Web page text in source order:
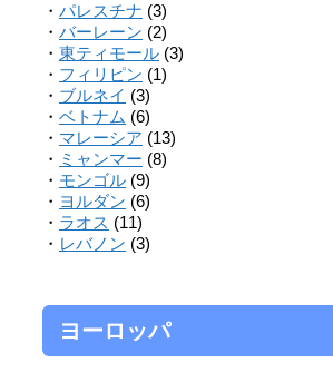
・ パレスチナ (3)
・ バーレーン (2)
・ 東ティモール (3)
・ フィリピン (1)
・ ブルネイ (3)
・ ベトナム (6)
・ マレーシア (13)
・ ミャンマー (8)
・ モンゴル (9)
・ ヨルダン (6)
・ ラオス (11)
・ レバノン (3)
ヨーロッパ